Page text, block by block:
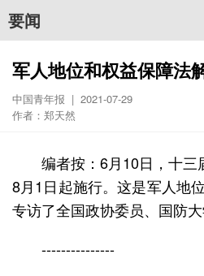
要闻
军人地位和权益保障法
中国青年报 | 2021-07-29
作者：郑天然
编者按：6月10日，十
8月1日起施行。这是军人地
专访了全国政协委员、国防
---------------